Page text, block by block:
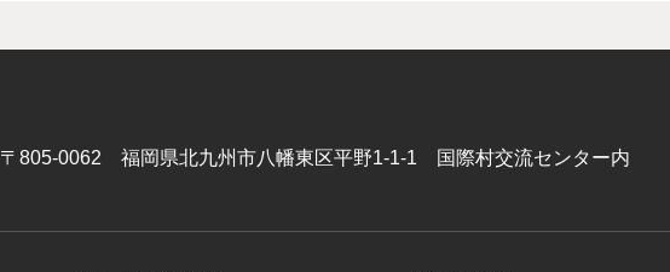
〒805-0062 福岡県北九州市八幡東区平野1-1-1 国際村交流センター内